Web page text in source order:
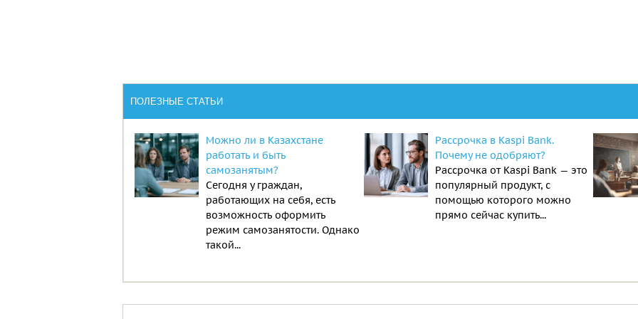
ПОЛЕЗНЫЕ СТАТЬИ
Можно ли в Казахстане
работать и быть
самозанятым?
Сегодня у граждан,
работающих на себя, есть
возможность оформить
режим самозанятости. Однако
такой...
Рассрочка в Kaspi Bank.
Почему не одобряют?
Рассрочка от Kaspi Bank — это
популярный продукт, с
помощью которого можно
прямо сейчас купить...